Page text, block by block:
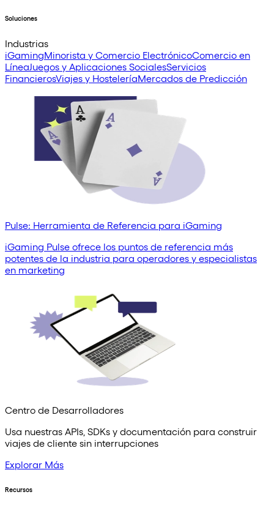
Soluciones
Industrias
iGamingMinorista y Comercio ElectrónicoComercio en
LíneaJuegos y Aplicaciones SocialesServicios
FinancierosViajes y HosteleríaMercados de Predicción
Pulse: Herramienta de Referencia para iGaming
iGaming Pulse ofrece los puntos de referencia más
potentes de la industria para operadores y especialistas
en marketing
Centro de Desarrolladores
Usa nuestras APIs, SDKs y documentación para construir
viajes de cliente sin interrupciones
Explorar Más
Recursos